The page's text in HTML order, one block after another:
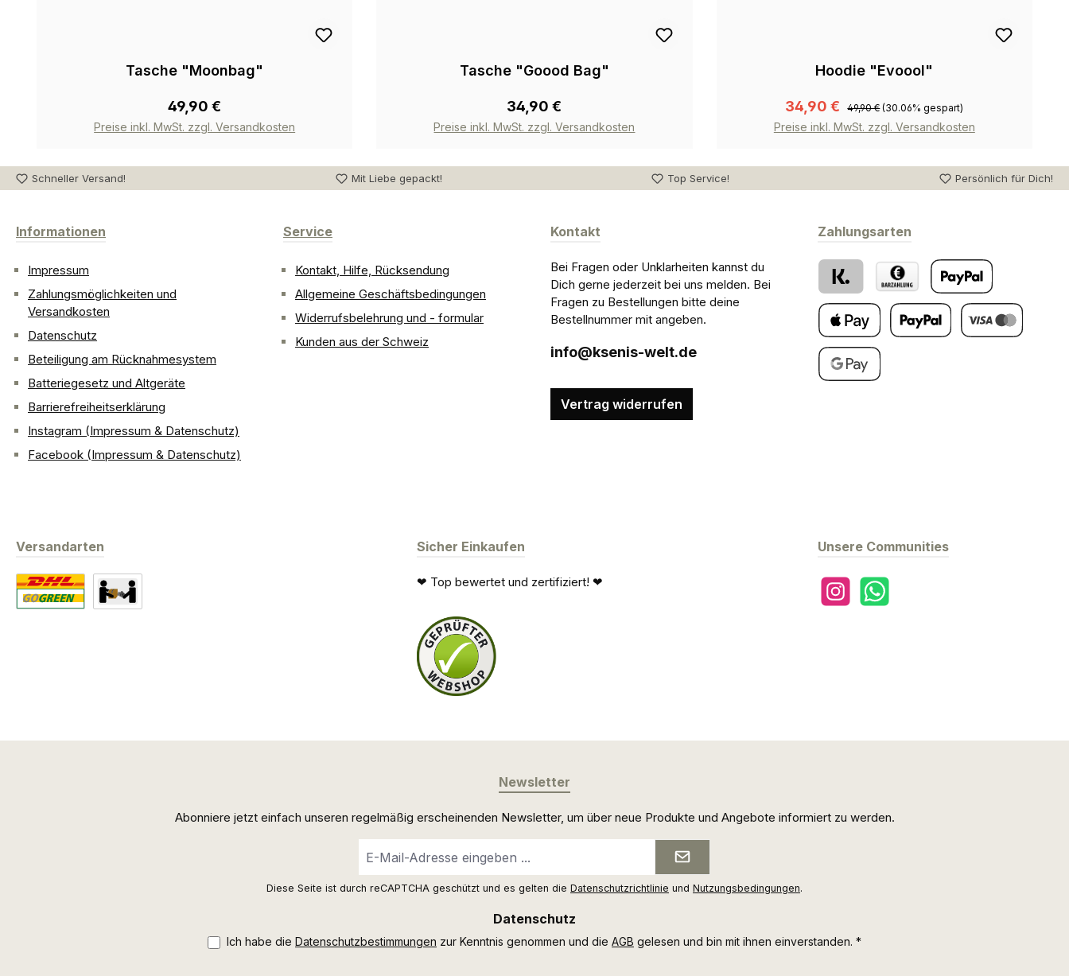
Tasche "Moonbag"
49,90 €
Preise inkl. MwSt. zzgl. Versandkosten
Tasche "Goood Bag"
34,90 €
Preise inkl. MwSt. zzgl. Versandkosten
Hoodie "Evoool"
34,90 € 49,90 € (30.06% gespart)
Preise inkl. MwSt. zzgl. Versandkosten
Schneller Versand! Mit Liebe gepackt! Top Service! Persönlich für Dich!
Informationen
Impressum
Zahlungsmöglichkeiten und
Versandkosten
Datenschutz
Beteiligung am Rücknahmesystem
Batteriegesetz und Altgeräte
Barrierefreiheitserklärung
Instagram (Impressum & Datenschutz)
Facebook (Impressum & Datenschutz)
Service
Kontakt, Hilfe, Rücksendung
Allgemeine Geschäftsbedingungen
Widerrufsbelehrung und - formular
Kunden aus der Schweiz
Kontakt
Bei Fragen oder Unklarheiten kannst du
Dich gerne jederzeit bei uns melden. Bei
Fragen zu Bestellungen bitte deine
Bestellnummer mit angeben.
info@ksenis-welt.de
Vertrag widerrufen
Unsere Communities
InstagramWhatsApp
Zahlungsarten
PayPal
Apple Pay
Klarna Barzahlung bei Abholung
Versandarten Sicher Einkaufen
❤ Top bewertet und zertifiziert! ❤
Newsletter
Abonniere jetzt einfach unseren regelmäßig erscheinenden Newsletter, um über neue Produkte und Angebote informiert zu werden.
Mail-
Diese Seite ist durch reCAPTCHA geschützt und es gelten die Datenschutzrichtlinie und Nutzungsbedingungen.
Datenschutz
Ich habe die Datenschutzbestimmungen zur Kenntnis genommen und die AGB gelesen und bin mit ihnen einverstanden. *